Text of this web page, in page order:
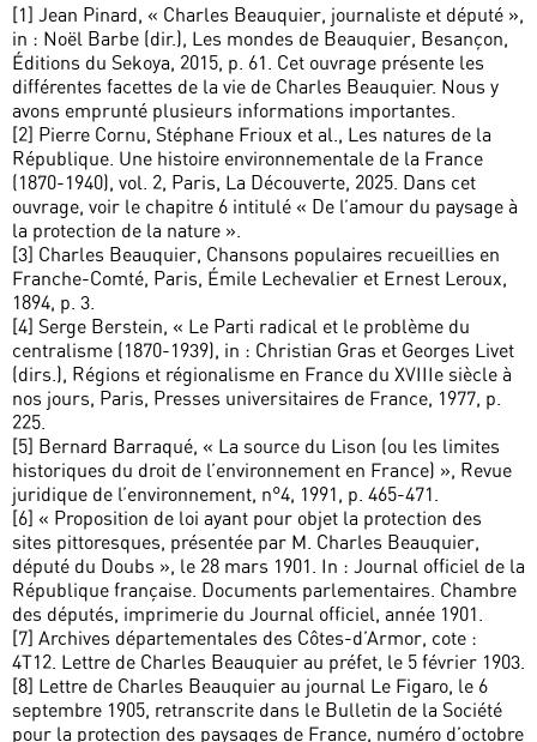
[1] Jean Pinard, « Charles Beauquier, journaliste et député »,
in : Noël Barbe (dir.), Les mondes de Beauquier, Besançon,
Éditions du Sekoya, 2015, p. 61. Cet ouvrage présente les
différentes facettes de la vie de Charles Beauquier. Nous y
avons emprunté plusieurs informations importantes.
[2] Pierre Cornu, Stéphane Frioux et al., Les natures de la
République. Une histoire environnementale de la France
(1870-1940), vol. 2, Paris, La Découverte, 2025. Dans cet
ouvrage, voir le chapitre 6 intitulé « De l’amour du paysage à
la protection de la nature ».
[3] Charles Beauquier, Chansons populaires recueillies en
Franche-Comté, Paris, Émile Lechevalier et Ernest Leroux,
1894, p. 3.
[4] Serge Berstein, « Le Parti radical et le problème du
centralisme (1870-1939), in : Christian Gras et Georges Livet
(dirs.), Régions et régionalisme en France du XVIIIe siècle à
nos jours, Paris, Presses universitaires de France, 1977, p.
225.
[5] Bernard Barraqué, « La source du Lison (ou les limites
historiques du droit de l’environnement en France) », Revue
juridique de l’environnement, n°4, 1991, p. 465-471.
[6] « Proposition de loi ayant pour objet la protection des
sites pittoresques, présentée par M. Charles Beauquier,
député du Doubs », le 28 mars 1901. In : Journal officiel de la
République française. Documents parlementaires. Chambre
des députés, imprimerie du Journal officiel, année 1901.
[7] Archives départementales des Côtes-d’Armor, cote :
4T12. Lettre de Charles Beauquier au préfet, le 5 février 1903.
[8] Lettre de Charles Beauquier au journal Le Figaro, le 6
septembre 1905, retranscrite dans le Bulletin de la Société
pour la protection des paysages de France, numéro d’octobre